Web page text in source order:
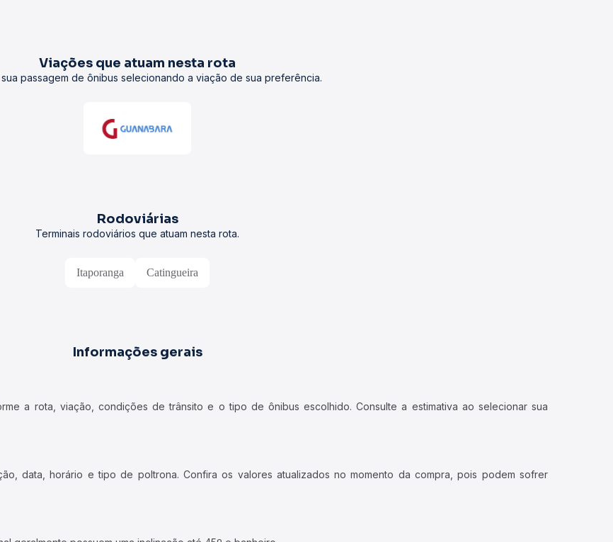
Viações que atuam nesta rota
passagem de ônibus selecionando a viação de sua preferência.
Rodoviárias
Terminais rodoviários que atuam nesta rota.
Itaporanga Catingueira
Informações gerais
a rota, viação, condições de trânsito e o tipo de ônibus escolhido. Consulte a estimativa ao selecionar sua
data, horário e tipo de poltrona. Confira os valores atualizados no momento da compra, pois podem sofrer